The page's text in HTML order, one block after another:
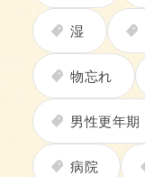
湿
物忘れ
男性更年期
病院